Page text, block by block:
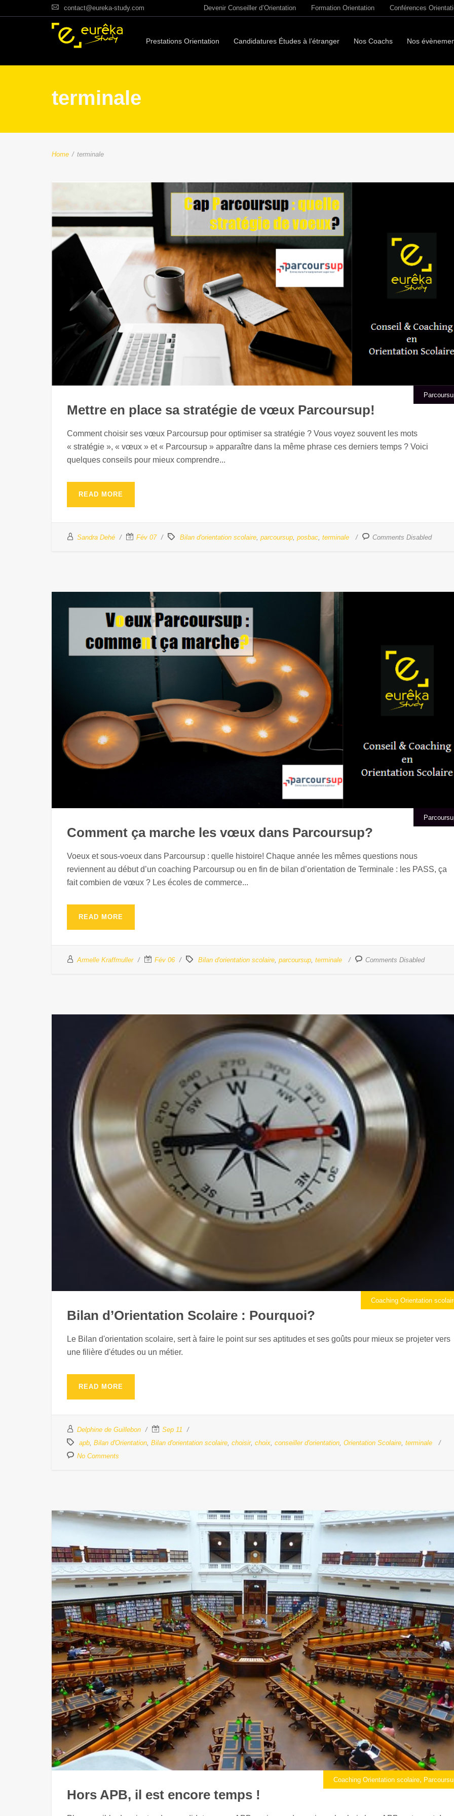
contact@eureka-study.com Devenir Conseiller d’Orientation Formation Orientation Conférences
Prestations Orientation Candidatures Études à l’étranger Nos Coachs Nos
terminale
Home / terminale
Mettre en place sa stratégie de vœux Parcoursup!
Comment choisir ses vœux Parcoursup pour optimiser sa stratégie ? Vous voyez souvent les mots
« stratégie », « vœux » et « Parcoursup » apparaître dans la même phrase ces derniers temps ? Voici
quelques conseils pour mieux comprendre...
READ MORE
Sandra Dehé Fév 07 Bilan d'orientation scolaire parcoursup posbac terminale Comments Disabled
Comment ça marche les vœux dans Parcoursup?
Voeux et sous-voeux dans Parcoursup : quelle histoire! Chaque année les mêmes questions nous
reviennent au début d’un coaching Parcoursup ou en fin de bilan d’orientation de Terminale : les PASS, ça
fait combien de vœux ? Les écoles de commerce...
READ MORE
Armelle Kraffmuller Fév 06 Bilan d'orientation scolaire parcoursup terminale Comments Disabled
Coaching Orientation
Bilan d’Orientation Scolaire : Pourquoi?
Le Bilan d'orientation scolaire, sert à faire le point sur ses aptitudes et ses goûts pour mieux se projeter vers
une filière d'études ou un métier.
READ MORE
Delphine de Guillebon
Sep 11
apb, Bilan d'Orientation, Bilan d'orientation scolaire, choisir, choix, conseiller d'orientation, Orientation Scolaire, terminale
No Comments
Coaching Orientation scolaire,
Hors APB, il est encore temps !